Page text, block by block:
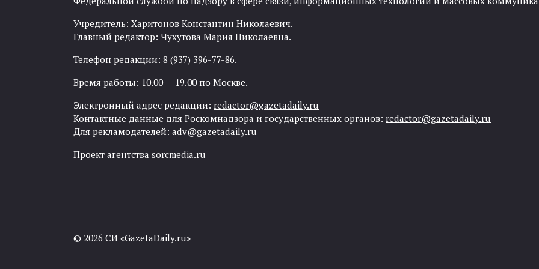
Учредитель: Харитонов Константин Николаевич.
Главный редактор: Чухутова Мария Николаевна.
Телефон редакции: 8 (937) 396-77-86.
Время работы: 10.00 — 19.00 по Москве.
Электронный адрес редакции: redactor@gazetadaily.ru
Контактные данные для Роскомнадзора и государственных органов: redactor@gazetadaily.ru
Для рекламодателей: adv@gazetadaily.ru
Проект агентства sorcmedia.ru
© 2026 СИ «GazetaDaily.ru»